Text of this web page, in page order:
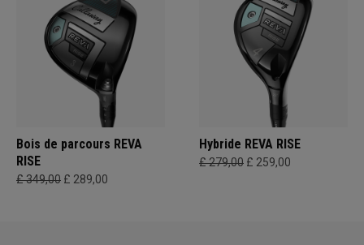
Bois de parcours REVA
RISE
£ 349,00 £ 289,00
Hybride REVA RISE
£ 279,00 £ 259,00